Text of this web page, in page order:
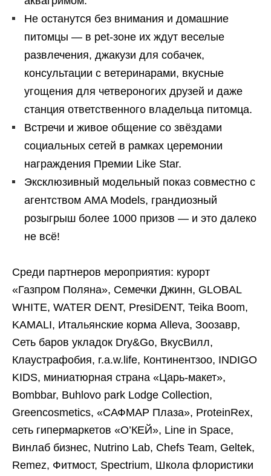
Не останутся без внимания и домашние
питомцы — в pet-зоне их ждут веселые
развлечения, джакузи для собачек,
консультации с ветеринарами, вкусные
угощения для четвероногих друзей и даже
станция ответственного владельца питомца.
Встречи и живое общение со звёздами
социальных сетей в рамках церемонии
награждения Премии Like Star.
Эксклюзивный модельный показ совместно с
агентством AMA Models, грандиозный
розыгрыш более 1000 призов — и это далеко
не всё!
Среди партнеров мероприятия: курорт
«Газпром Поляна», Семечки Джинн, GLOBAL
WHITE, WATER DENT, PresiDENT, Teika Boom,
KAMALI, Итальянские корма Alleva, Зоозавр,
Сеть баров укладок Dry&Go, ВкусВилл,
Клаустрафобия, r.a.w.life, Континентзоо, INDIGO
KIDS, миниатюрная страна «Царь-макет»,
Bombbar, Buhlovo park Lodge Collection,
Greencosmetics, «САФМАР Плаза», ProteinRex,
сеть гипермаркетов «О’КЕЙ», Line in Space,
Винлаб бизнес, Nutrino Lab, Chefs Team, Geltek,
Remez, Фитмост, Spectrium, Школа флористики